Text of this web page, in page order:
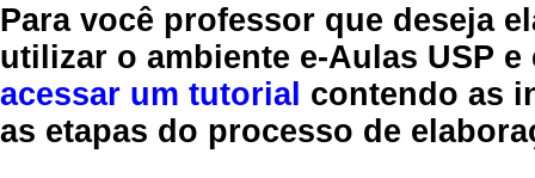
Para você professor que deseja
utilizar o ambiente e-Aulas USP
acessar um tutorial contendo as
as etapas do processo de